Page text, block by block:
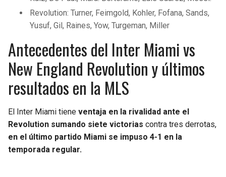
Revolution: Turner, Feimgold, Kohler, Fofana, Sands,
Yusuf, Gil, Raines, Yow, Turgeman, Miller
Antecedentes del Inter Miami vs
New England Revolution y últimos
resultados en la MLS
El Inter Miami tiene ventaja en la rivalidad ante el
Revolution sumando siete victorias contra tres derrotas,
en el último partido Miami se impuso 4-1 en la
temporada regular.